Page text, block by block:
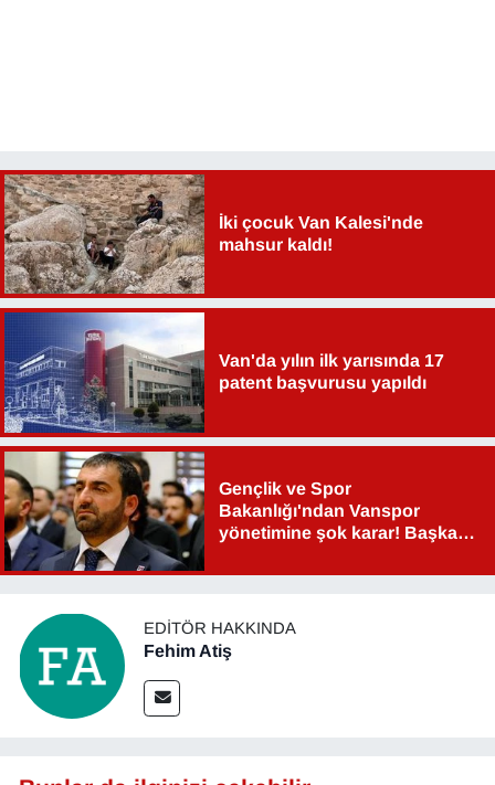
İki çocuk Van Kalesi'nde
mahsur kaldı!
Van'da yılın ilk yarısında 17
patent başvurusu yapıldı
Gençlik ve Spor
Bakanlığı'ndan Vanspor
yönetimine şok karar! Başkan
EDITÖR HAKKINDA
Fehim Atiş